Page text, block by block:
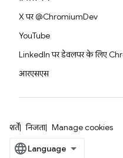
X पर @ChromiumDev
YouTube
LinkedIn पर डेवलपर के लिए
आरएसएस
शर्तें निजता Manage cookies